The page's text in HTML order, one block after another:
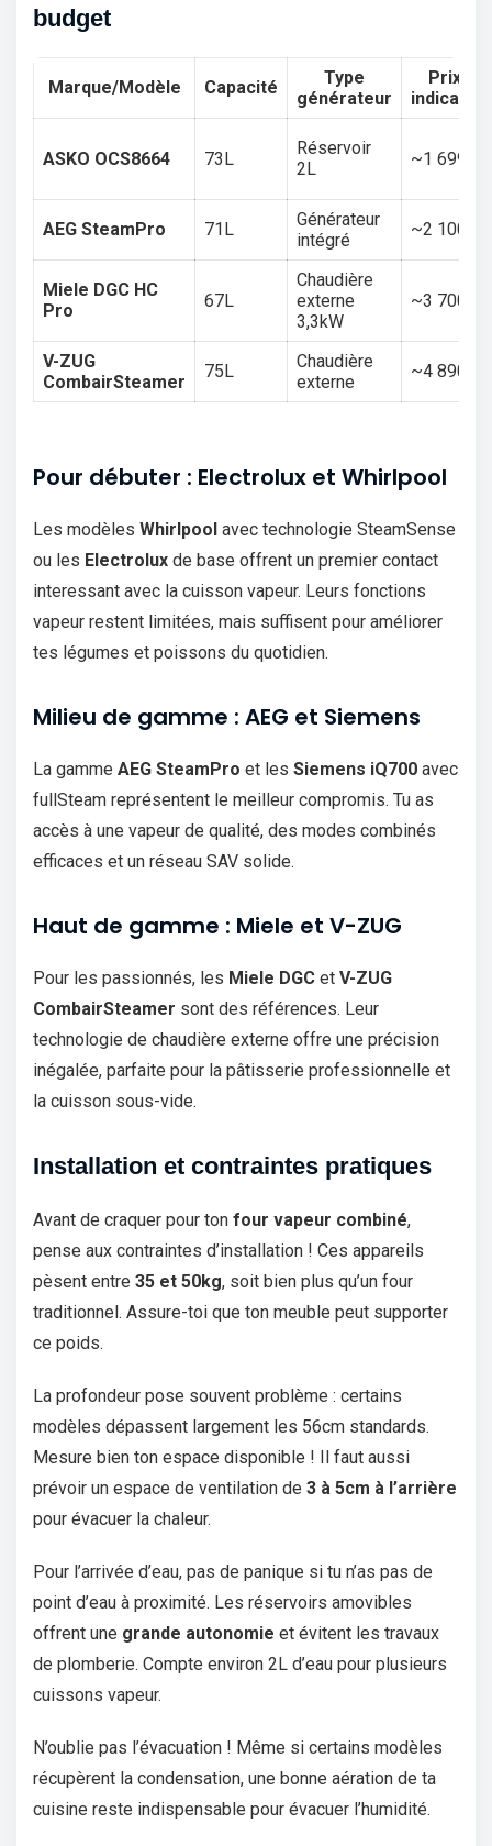
budget
Marque/Modèle Capacité
Type
générateur
Prix
indicatif
ASKO OCS8664 73L
Réservoir
2L
~1 699€
AEG SteamPro 71L
Générateur
intégré
~2 100€
Miele DGC HC
Pro
67L
Chaudière
externe
3,3kW
~3 700€
V-ZUG
CombairSteamer
75L
Chaudière
externe
~4 890€
Pour débuter : Electrolux et Whirlpool
Les modèles Whirlpool avec technologie SteamSense
ou les Electrolux de base offrent un premier contact
interessant avec la cuisson vapeur. Leurs fonctions
vapeur restent limitées, mais suffisent pour améliorer
tes légumes et poissons du quotidien.
Milieu de gamme : AEG et Siemens
La gamme AEG SteamPro et les Siemens iQ700 avec
fullSteam représentent le meilleur compromis. Tu as
accès à une vapeur de qualité, des modes combinés
efficaces et un réseau SAV solide.
Haut de gamme : Miele et V-ZUG
Pour les passionnés, les Miele DGC et V-ZUG
CombairSteamer sont des références. Leur
technologie de chaudière externe offre une précision
inégalée, parfaite pour la pâtisserie professionnelle et
la cuisson sous-vide.
Installation et contraintes pratiques
Avant de craquer pour ton four vapeur combiné,
pense aux contraintes d’installation ! Ces appareils
pèsent entre 35 et 50kg, soit bien plus qu’un four
traditionnel. Assure-toi que ton meuble peut supporter
ce poids.
La profondeur pose souvent problème : certains
modèles dépassent largement les 56cm standards.
Mesure bien ton espace disponible ! Il faut aussi
prévoir un espace de ventilation de 3 à 5cm à l’arrière
pour évacuer la chaleur.
Pour l’arrivée d’eau, pas de panique si tu n’as pas de
point d’eau à proximité. Les réservoirs amovibles
offrent une grande autonomie et évitent les travaux
de plomberie. Compte environ 2L d’eau pour plusieurs
cuissons vapeur.
N’oublie pas l’évacuation ! Même si certains modèles
récupèrent la condensation, une bonne aération de ta
cuisine reste indispensable pour évacuer l’humidité.